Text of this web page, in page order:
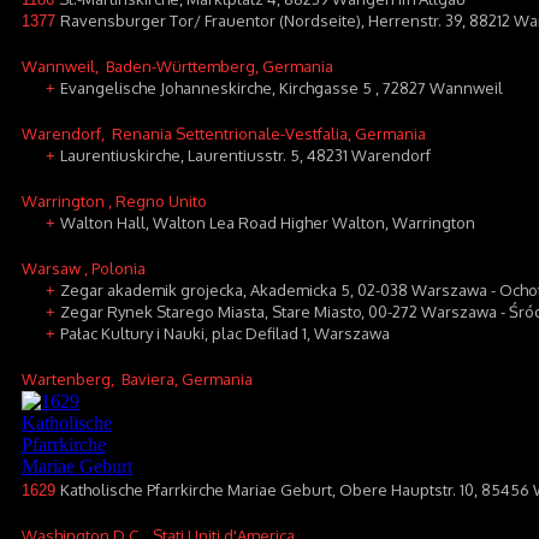
1377 Ravensburger Tor/ Frauentor (Nordseite), Herrenstr. 39, 88212
Wannweil , Baden-Württemberg, Germania
+ Evangelische Johanneskirche, Kirchgasse 5 , 72827 Wannweil
Warendorf , Renania Settentrionale-Vestfalia, Germania
+ Laurentiuskirche, Laurentiusstr. 5, 48231 Warendorf
Warrington , Regno Unito
+ Walton Hall, Walton Lea Road Higher Walton, Warrington
Warsaw , Polonia
+ Zegar akademik grojecka, Akademicka 5, 02-038 Warszawa -
+ Zegar Rynek Starego Miasta, Stare Miasto, 00-272 Warszawa -
+ Pałac Kultury i Nauki, plac Defilad 1, Warszawa
Wartenberg , Baviera, Germania
1629 Katholische Pfarrkirche Mariae Geburt, Obere Hauptstr. 10, 85456